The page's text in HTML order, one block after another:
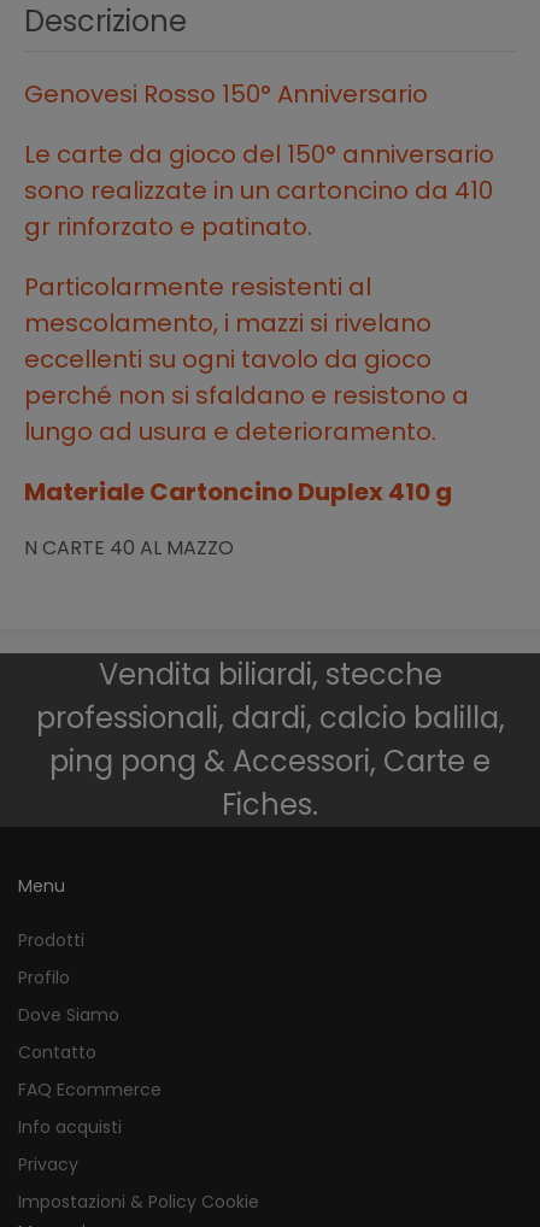
Descrizione
Genovesi Rosso 150° Anniversario
Le carte da gioco del 150° anniversario
sono realizzate in un cartoncino da 410
gr rinforzato e patinato.
Particolarmente resistenti al
mescolamento, i mazzi si rivelano
eccellenti su ogni tavolo da gioco
perché non si sfaldano e resistono a
lungo ad usura e deterioramento.
Materiale Cartoncino Duplex 410 g
N CARTE 40 AL MAZZO
Vendita biliardi, stecche
professionali, dardi, calcio balilla,
ping pong & Accessori, Carte e
Fiches.
Menu
Prodotti
Profilo
Dove Siamo
Contatto
FAQ Ecommerce
Info acquisti
Privacy
Impostazioni & Policy Cookie